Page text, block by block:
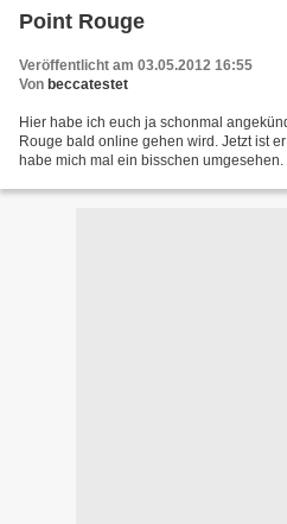
Point Rouge
Veröffentlicht am 03.05.2012 16:55
Von beccatestet
Hier habe ich euch ja schonmal
Rouge bald online gehen wird. Jetzt ist
habe mich mal ein bisschen